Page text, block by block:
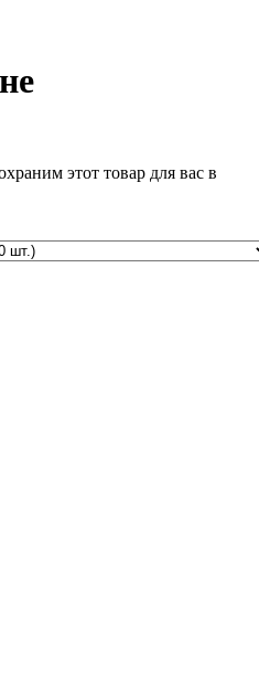
этот товар для вас в